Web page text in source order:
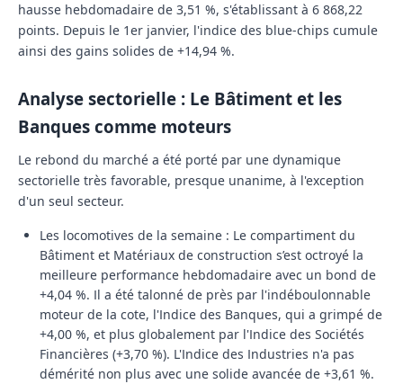
hausse hebdomadaire de 3,51 %, s'établissant à 6 868,22
points. Depuis le 1er janvier, l'indice des blue-chips cumule
ainsi des gains solides de +14,94 %.
Analyse sectorielle : Le Bâtiment et les
Banques comme moteurs
Le rebond du marché a été porté par une dynamique
sectorielle très favorable, presque unanime, à l'exception
d'un seul secteur.
Les locomotives de la semaine : Le compartiment du
Bâtiment et Matériaux de construction s’est octroyé la
meilleure performance hebdomadaire avec un bond de
+4,04 %. Il a été talonné de près par l'indéboulonnable
moteur de la cote, l'Indice des Banques, qui a grimpé de
+4,00 %, et plus globalement par l'Indice des Sociétés
Financières (+3,70 %). L'Indice des Industries n'a pas
démérité non plus avec une solide avancée de +3,61 %.